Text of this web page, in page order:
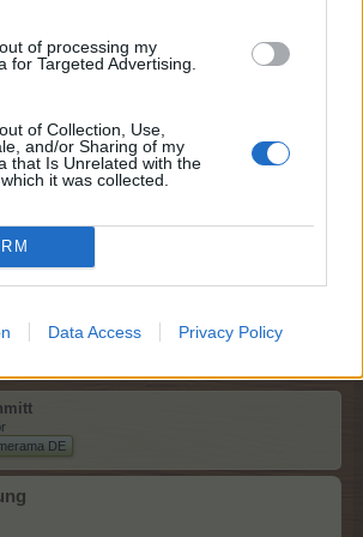
of processing my
for Targeted Advertising.
of Collection, Use,
and/or Sharing of my
that Is Unrelated with the
it was collected.
Data Access Privacy Policy
DE